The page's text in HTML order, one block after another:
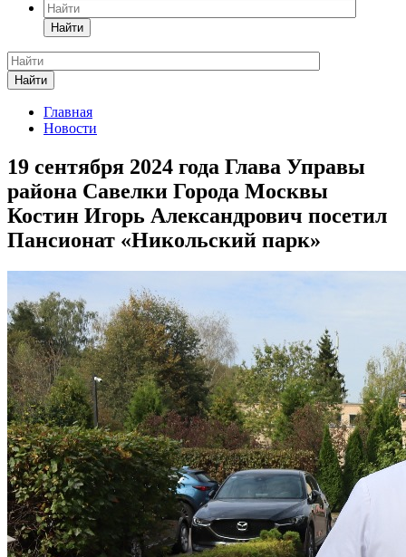
Найти
Найти
Главная
Новости
19 сентября 2024 года Глава Управы
района Савелки Города Москвы
Костин Игорь Александрович посетил
Пансионат «Никольский парк»